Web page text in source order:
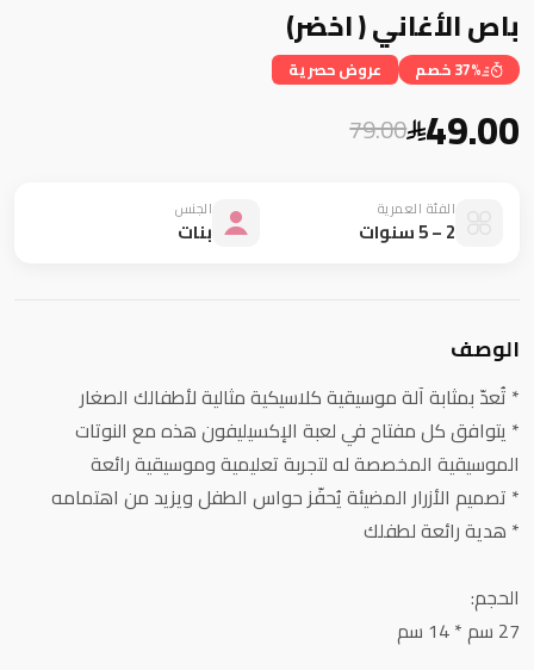
باص الأغاني ( اخضر)
37% خصم عروض حصرية
49.00
79.00
الفئة العمرية
2 – 5 سنوات
الجنس
بنات
الوصف
* تُعدّ بمثابة آلة موسيقية كلاسيكية مثالية لأطفالك الصغار
* يتوافق كل مفتاح في لعبة الإكسيليفون هذه مع النوتات
الموسيقية المخصصة له لتجربة تعليمية وموسيقية رائعة
* تصميم الأزرار المضيئة يُحفّز حواس الطفل ويزيد من اهتمامه
* هدية رائعة لطفلك
الحجم:
27 سم * 14 سم